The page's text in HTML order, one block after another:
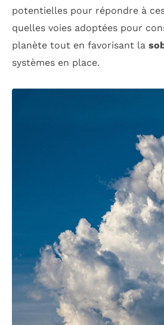
potentielles pour répondre à
quelles voies adoptées pour
planète tout en favorisant la
systèmes en place.